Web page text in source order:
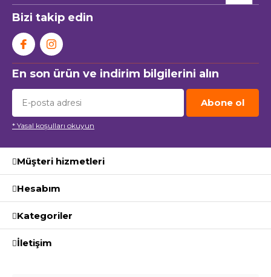
Bizi takip edin
En son ürün ve indirim bilgilerini alın
Abone ol
* Yasal koşulları okuyun
Müşteri hizmetleri
Hesabım
Kategoriler
İletişim